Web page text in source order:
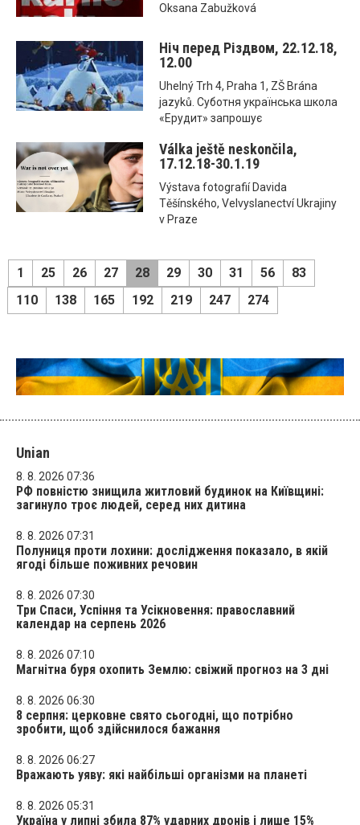
Oksana Zabužková
Ніч перед Різдвом, 22.12.18,
12.00
Uhelný Trh 4, Praha 1, ZŠ Brána
jazyků. Суботня українська школа
«Ерудит» запрошує
Válka ještě neskončila,
17.12.18-30.1.19
Výstava fotografií Davida
Těšínského, Velvyslanectví Ukrajiny
v Praze
1 25 26 27 28 29 30 31 56
83
110
138 165 192 219 247 274
Unian
8. 8. 2026 07:36
РФ повністю знищила житловий будинок на Київщині:
загинуло троє людей, серед них дитина
8. 8. 2026 07:31
Полуниця проти лохини: дослідження показало, в якій
ягоді більше поживних речовин
8. 8. 2026 07:30
Три Спаси, Успіння та Усікновення: православний
календар на серпень 2026
8. 8. 2026 07:10
Магнітна буря охопить Землю: свіжий прогноз на 3 дні
8. 8. 2026 06:30
8 серпня: церковне свято сьогодні, що потрібно
зробити, щоб здійснилося бажання
8. 8. 2026 06:27
Вражають уяву: які найбільші організми на планеті
8. 8. 2026 05:31
Україна у липні збила 87% ударних дронів і лише 15%